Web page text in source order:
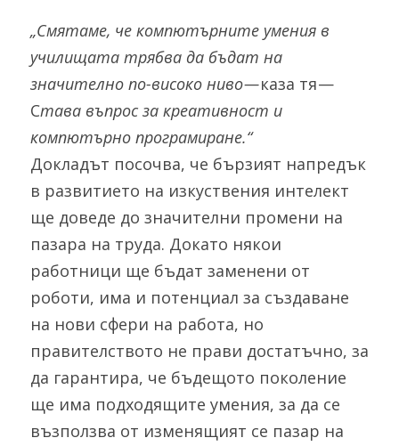
„Смятаме, че компютърните умения в
училищата трябва да бъдат на
значително по-високо ниво — каза тя —
Става въпрос за креативност и
компютърно програмиране.“
Докладът посочва, че бързият напредък
в развитието на изкуствения интелект
ще доведе до значителни промени на
пазара на труда. Докато някои
работници ще бъдат заменени от
роботи, има и потенциал за създаване
на нови сфери на работа, но
правителството не прави достатъчно, за
да гарантира, че бъдещото поколение
ще има подходящите умения, за да се
възползва от изменящият се пазар на